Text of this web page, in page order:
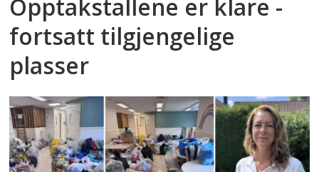
Opptakstallene er klare -
fortsatt tilgjengelige
plasser